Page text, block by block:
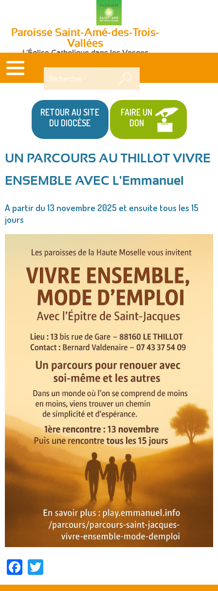
Paroisse Saint-Amé-des-Trois-
Vallées
L'Église Catholique dans les Vosges
RETOUR AU SITE
DU DIOCÈSE
FAIRE UN
DON
êtes
ici
UN PARCOURS AU THILLOT VIVRE
ENSEMBLE AVEC L'Emmanuel
A partir du 13 novembre 2025 et ensuite tous les 15
jours
Facebook